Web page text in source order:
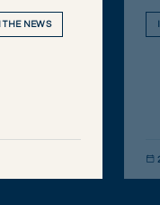
THE NEWS